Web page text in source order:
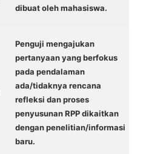
dibuat oleh mahasiswa.
Penguji mengajukan
pertanyaan yang berfokus
pada pendalaman
ada/tidaknya rencana
refleksi dan proses
penyusunan RPP dikaitkan
dengan penelitian/informasi
baru.